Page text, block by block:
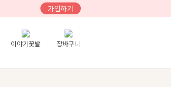
가입하기
이야기꽃밭 장바구니